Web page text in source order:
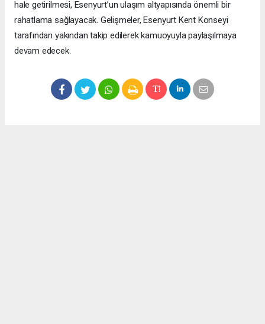
hale getirilmesi, Esenyurt’un ulaşım altyapısında önemli bir
rahatlama sağlayacak. Gelişmeler, Esenyurt Kent Konseyi
tarafından yakından takip edilerek kamuoyuyla paylaşılmaya
devam edecek.